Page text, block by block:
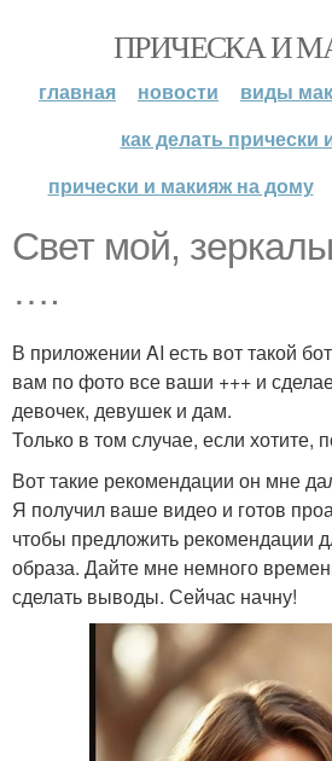
ПРИЧЕСКА И
главная новости
виды
как делать прически
прически и макияж на дому
Свет мой,
….
В приложении AI есть вот такой
вам по фото все ваши +++ и
девочек, девушек и дам.
Только в том случае, если хотите,
Вот такие рекомендации он мне
Я получил ваше видео и готов
чтобы предложить рекомендации
образа. Дайте мне немного
сделать выводы. Сейчас начну!